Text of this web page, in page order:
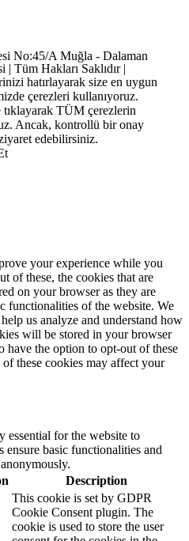
No:45/A Muğla - Dalaman
Tüm Hakları Saklıdır |
hatırlayarak size en uygun
çerezleri kullanıyoruz.
TÜM çerezlerin
Ancak, kontrollü bir onay
edebilirsiniz.
your experience while you
of these, the cookies that are
on your browser as they are
functionalities of the website. We
us analyze and understand how
will be stored in your browser
have the option to opt-out of these
these cookies may affect your
essential for the website to
basic functionalities and
Description
This cookie is set by GDPR
Cookie Consent plugin. The
cookie is used to store the user